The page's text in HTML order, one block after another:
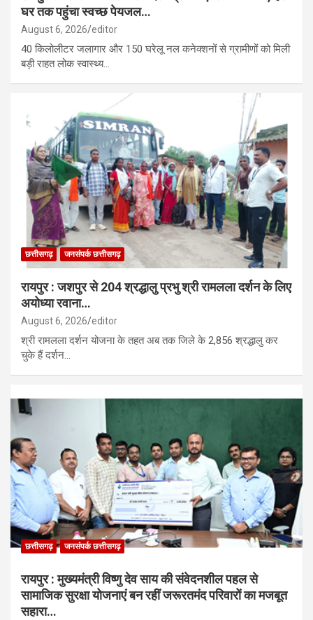
घर तक पहुंचा स्वच्छ पेयजल…
August 6, 2026 editor
40 किलोलीटर जलागार और 150 घरेलू नल कनेक्शनों से ग्रामीणों को मिली
बड़ी राहत लोक स्वास्थ्य…
छत्तीसगढ़ जनसंपर्क छत्तीसगढ़
रायपुर : जशपुर से 204 श्रद्धालु प्रभु श्री रामलला दर्शन के लिए
अयोध्या रवाना…
August 6, 2026 editor
श्री रामलला दर्शन योजना के तहत अब तक जिले के 2,856 श्रद्धालु कर
चुके हैं दर्शन…
छत्तीसगढ़ जनसंपर्क छत्तीसगढ़
रायपुर : मुख्यमंत्री विष्णु देव साय की संवेदनशील पहल से
सामाजिक सुरक्षा योजनाएं बन रहीं जरूरतमंद परिवारों का मजबूत
सहारा…